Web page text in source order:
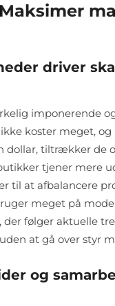
driver
imponerende
koster meget,
tiltrækker de
tjener mere
til at afbalancere
meget på
følger aktuelle
at gå over styr
og